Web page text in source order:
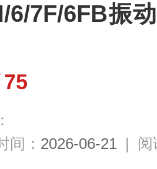
6/7F/6FB振
75
间： 2026-06-21 | 阅